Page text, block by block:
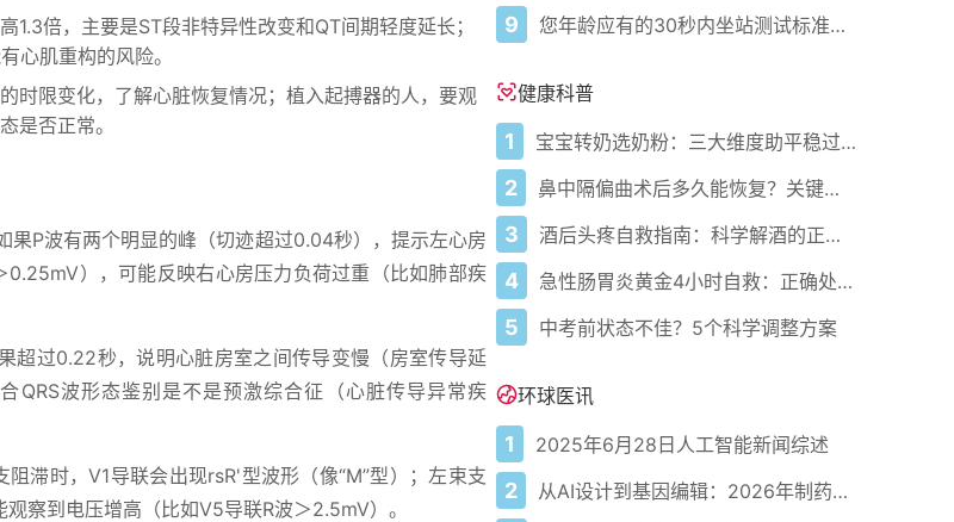
1.3倍，主要是ST段非特异性改变和QT间期轻度延长；
心肌重构的风险。
时限变化，了解心脏恢复情况；植入起搏器的人，要观
是否正常。
P波有两个明显的峰（切迹超过0.04秒），提示左心房
），可能反映右心房压力负荷过重（比如肺部疾
超过0.22秒，说明心脏房室之间传导变慢（房室传导延
QRS波形态鉴别是不是预激综合征（心脏传导异常疾
滞时，V1导联会出现rsR'型波形（像“M”型）；左束支
察到电压增高（比如V5导联R波＞2.5mV）。
9 您年龄应有的30秒内坐站测试标准次数
健康科普
1 宝宝转奶选奶粉：三大维度助平稳过渡
2 鼻中隔偏曲术后多久能恢复？关键看这几点
3 酒后头疼自救指南：科学解酒的正确打开方式
4 急性肠胃炎黄金4小时自救：正确处置与误区避坑关键
5 中考前状态不佳？5个科学调整方案
环球医讯
1 2025年6月28日人工智能新闻综述
2 从AI设计到基因编辑：2026年制药领域重大突破